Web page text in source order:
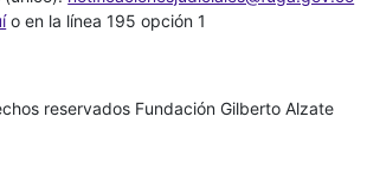
o en la línea 195 opción 1
reservados Fundación Gilberto Alzate